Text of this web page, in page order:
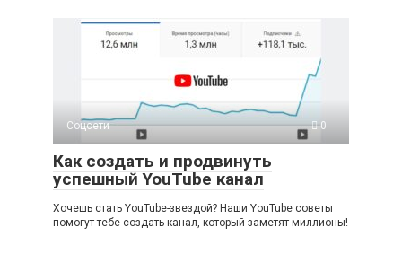
Соцсети 0
Как создать и продвинуть
успешный YouTube канал
Хочешь стать YouTube-звездой? Наши YouTube советы
помогут тебе создать канал, который заметят миллионы!